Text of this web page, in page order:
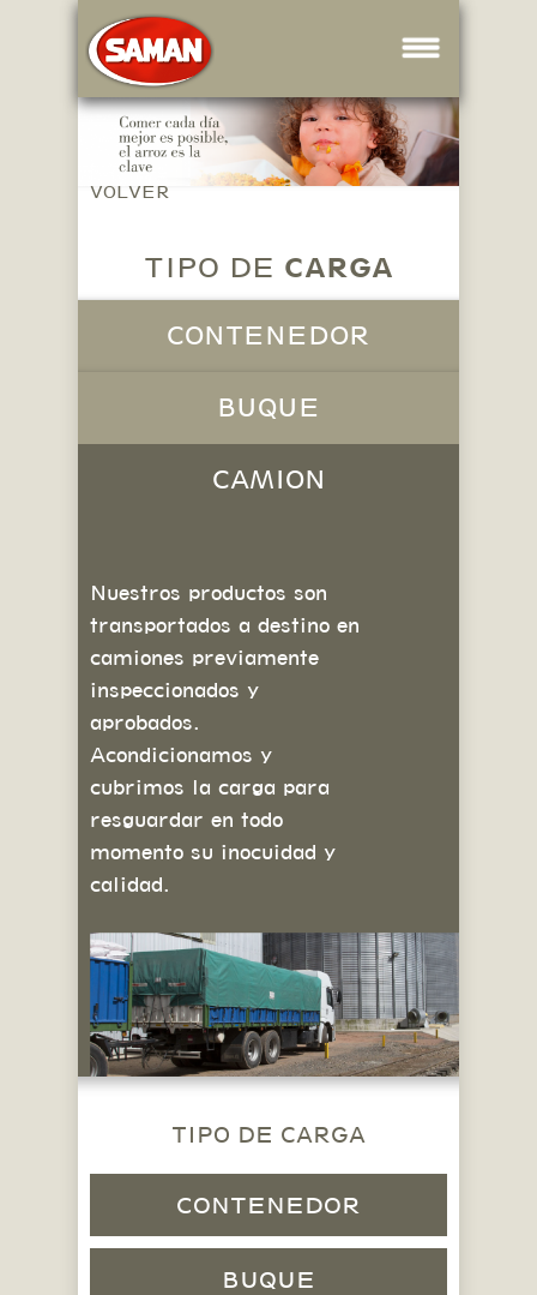
VOLVER
TIPO DE CARGA
CONTENEDOR
BUQUE
CAMION
Nuestros productos son
transportados a destino en
camiones previamente
inspeccionados y
aprobados.
Acondicionamos y
cubrimos la carga para
resguardar en todo
momento su inocuidad y
calidad.
TIPO DE CARGA
CONTENEDOR
BUQUE